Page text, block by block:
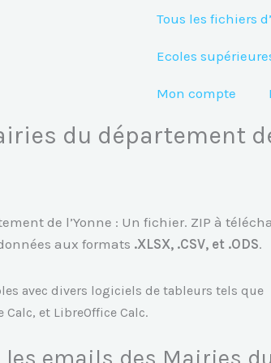
Tous les fichiers
Ecoles
Mon compte
du département
de l’Yonne : Un fichier. ZIP à
aux formats .XLSX, .CSV, et .ODS.
avec divers logiciels de tableurs tels que
Calc, et LibreOffice Calc.
emails des Mairies du